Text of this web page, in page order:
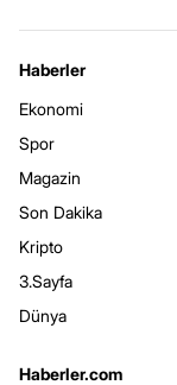
Haberler
Ekonomi
Spor
Magazin
Son Dakika
Kripto
3.Sayfa
Dünya
Haberler.com